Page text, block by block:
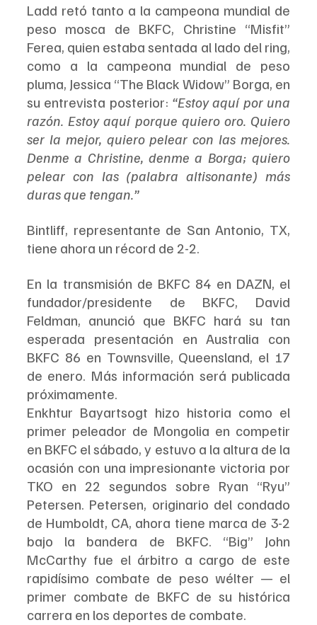
Ladd retó tanto a la campeona mundial de
peso mosca de BKFC, Christine “Misfit”
Ferea, quien estaba sentada al lado del ring,
como a la campeona mundial de peso
pluma, Jessica “The Black Widow” Borga, en
su entrevista posterior: “Estoy aquí por una
razón. Estoy aquí porque quiero oro. Quiero
ser la mejor, quiero pelear con las mejores.
Denme a Christine, denme a Borga; quiero
pelear con las (palabra altisonante) más
duras que tengan.”
Bintliff, representante de San Antonio, TX,
tiene ahora un récord de 2-2.
En la transmisión de BKFC 84 en DAZN, el
fundador/presidente de BKFC, David
Feldman, anunció que BKFC hará su tan
esperada presentación en Australia con
BKFC 86 en Townsville, Queensland, el 17
de enero. Más información será publicada
próximamente.
‍Enkhtur Bayartsogt hizo historia como el
primer peleador de Mongolia en competir
en BKFC el sábado, y estuvo a la altura de la
ocasión con una impresionante victoria por
TKO en 22 segundos sobre Ryan “Ryu”
Petersen. Petersen, originario del condado
de Humboldt, CA, ahora tiene marca de 3-2
bajo la bandera de BKFC. “Big” John
McCarthy fue el árbitro a cargo de este
rapidísimo combate de peso wélter — el
primer combate de BKFC de su histórica
carrera en los deportes de combate.